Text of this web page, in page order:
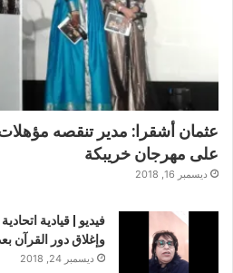
عثمان أشقرا: مدير تنقصه
على مهرجان خريبكة
ديسمبر 16, 2018
فيديو | قيادية
وإغلاق دور
ديسمبر 24, 2018